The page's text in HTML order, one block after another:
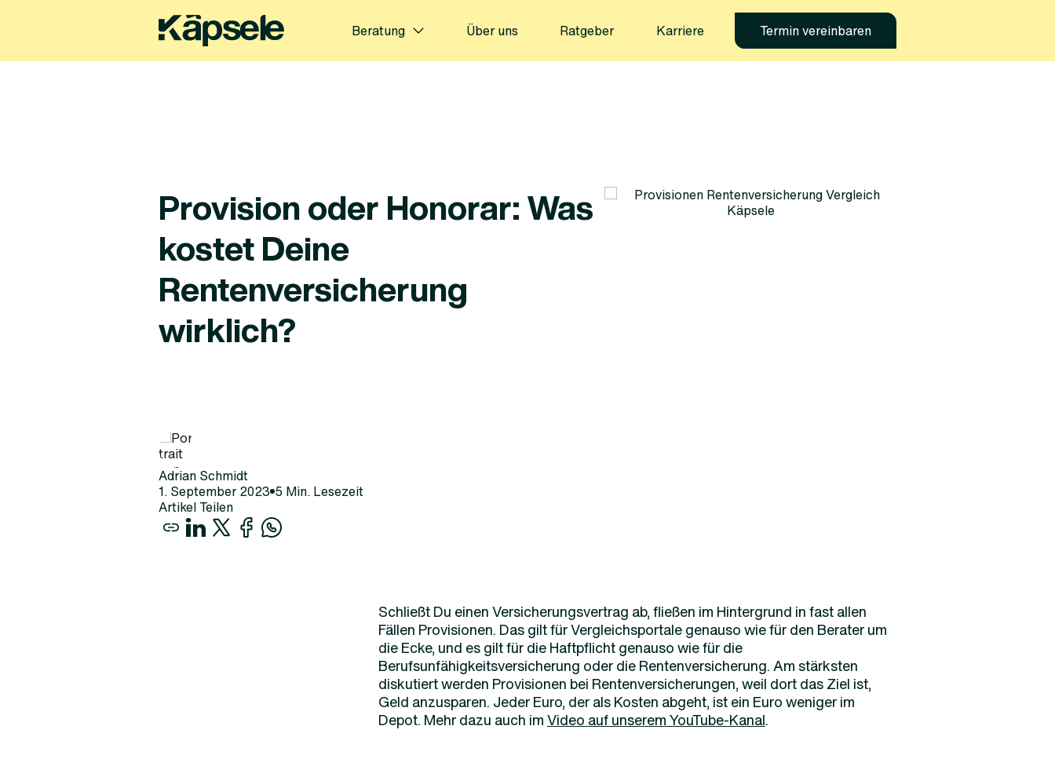
Beratung Über uns Ratgeber Karriere Termin vereinbaren
Provision oder Honorar: Was
kostet Deine
Rentenversicherung
wirklich?
Adrian Schmidt
1. September 2023 5 Min. Lesezeit
Artikel Teilen
Schließt Du einen Versicherungsvertrag ab, fließen im Hintergrund in fast allen
Fällen Provisionen. Das gilt für Vergleichsportale genauso wie für den Berater um
die Ecke, und es gilt für die Haftpflicht genauso wie für die
Berufsunfähigkeitsversicherung oder die Rentenversicherung. Am stärksten
diskutiert werden Provisionen bei Rentenversicherungen, weil dort das Ziel ist,
Geld anzusparen. Jeder Euro, der als Kosten abgeht, ist ein Euro weniger im
Depot. Mehr dazu auch imVideo auf unserem YouTube-Kanal.